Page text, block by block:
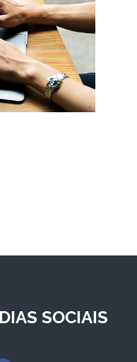
SOCIAIS